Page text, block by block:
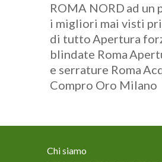
ROMA NORD ad un
i migliori mai visti
di tuttoApertura
blindate Roma
e serrature Roma
Compro Oro Milano
Chi siamo